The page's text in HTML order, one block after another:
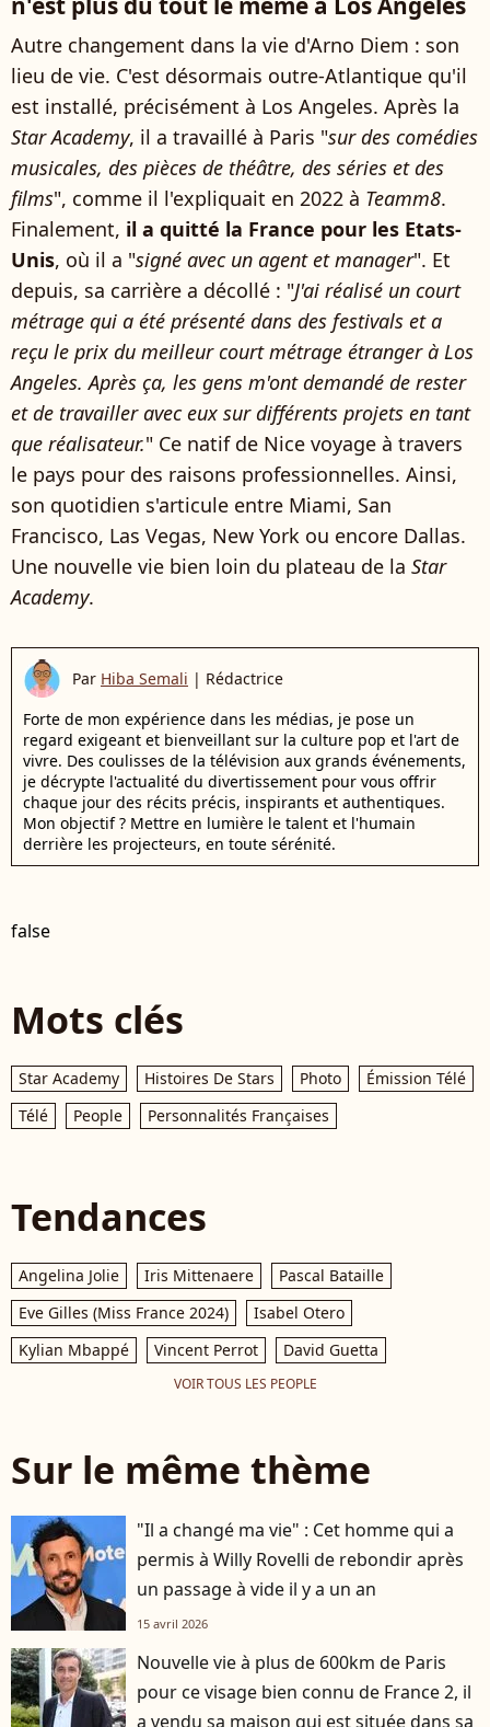
Autre changement dans la vie d'Arno Diem : son
lieu de vie. C'est désormais outre-Atlantique qu'il
est installé, précisément à Los Angeles. Après la
Star Academy, il a travaillé à Paris "sur des comédies
musicales, des pièces de théâtre, des séries et des
films", comme il l'expliquait en 2022 à Teamm8.
Finalement, il a quitté la France pour les Etats-
Unis, où il a "signé avec un agent et manager". Et
depuis, sa carrière a décollé : "J'ai réalisé un court
métrage qui a été présenté dans des festivals et a
reçu le prix du meilleur court métrage étranger à Los
Angeles. Après ça, les gens m'ont demandé de rester
et de travailler avec eux sur différents projets en tant
que réalisateur." Ce natif de Nice voyage à travers
le pays pour des raisons professionnelles. Ainsi,
son quotidien s'articule entre Miami, San
Francisco, Las Vegas, New York ou encore Dallas.
Une nouvelle vie bien loin du plateau de la Star
Academy.
Par Hiba Semali | Rédactrice
Forte de mon expérience dans les médias, je pose un
regard exigeant et bienveillant sur la culture pop et l'art de
vivre. Des coulisses de la télévision aux grands événements,
je décrypte l'actualité du divertissement pour vous offrir
chaque jour des récits précis, inspirants et authentiques.
Mon objectif ? Mettre en lumière le talent et l'humain
derrière les projecteurs, en toute sérénité.
false
Mots clés
Star Academy Histoires De Stars Photo
Émission Télé
Télé
People Personnalités Françaises
Tendances
Angelina Jolie Iris Mittenaere
Pascal Bataille
Eve Gilles (Miss France 2024)
Isabel Otero
Kylian Mbappé
Vincent Perrot David Guetta
VOIR TOUS LES PEOPLE
Sur le même thème
"Il a changé ma vie" : Cet homme qui a
permis à Willy Rovelli de rebondir après
un passage à vide il y a un an
15 avril 2026
Nouvelle vie à plus de 600km de Paris
pour ce visage bien connu de France 2, il
a vendu sa maison qui est située dans sa